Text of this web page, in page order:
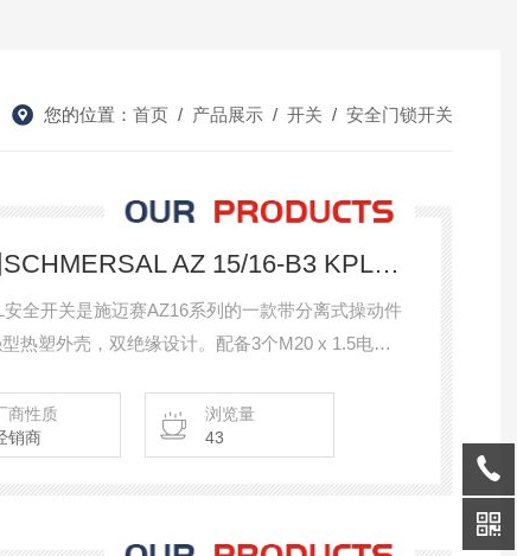
您的位置： 首页 / 产品展示 / 开关 / 安全门锁开关
AZ 16-12ZVRK-M20德国SCHMERSAL AZ 15/16-B3 KPL安全开关
全开关是施迈赛AZ16系列的一款带分离式操动件
热塑外壳，双绝缘设计。配备3个M20 x 1.5电缆
商性质
销商
浏览量
43